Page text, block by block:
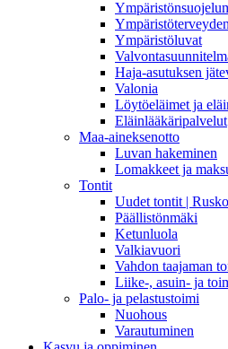
Ympäristöluvat
Haja-asutuksen
Valonia
Löytöeläimet ja
Eläinlääkäripalvelut
Maa-aineksenotto
Luvan hakeminen
Lomakkeet ja
Tontit
Uudet tontit |
Päällistönmäki
Ketunluola
Valkiavuori
Vahdon taajaman
Liike-, asuin- ja
Palo- ja pelastustoimi
Nuohous
Varautuminen